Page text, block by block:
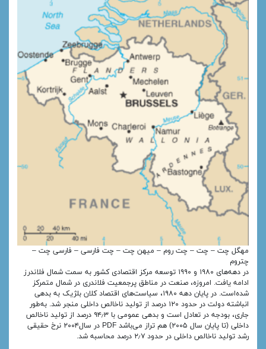
مهگل چت – چت – چت روم – میهن چت – چت فارسی – فارسی چت –
چتروم
در دهه‌های ۱۹۸۰ و ۱۹۹۰ توسعه مرکز اقتصادی کشور به سمت شمال فلاندرز
ادامه یافت. امروزه، صنعت در مناطق پرجمعیت فلاندری در شمال متمرکز
شده‌است. در پایان دهه ۱۹۸۰، سیاست‌های اقتصاد کلان بلژیک به بدهی
انباشته دولت در حدود ۱۲۰ درصد از تولید ناخالص داخلی منجر شد. به‌طور
جاری، بودجه در تعادل است و بدهی عمومی با ۹۴٫۳ درصد از تولید ناخالص
داخلی (تا پایان سال ۲۰۰۵) هم تراز می‌باشد PDF در سال۲۰۰۴ نرخ حقیقی
رشد تولید ناخالص داخلی در حدود ۲٫۷ درصد محاسبه شد.